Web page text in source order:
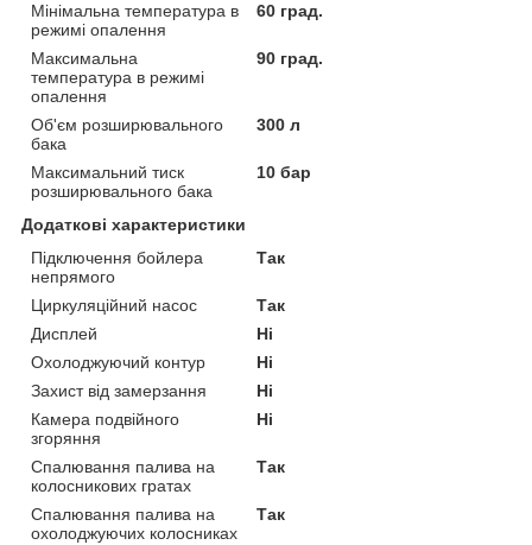
Мінімальна температура в
режимі опалення
60 град.
Максимальна
температура в режимі
опалення
90 град.
Об'єм розширювального
бака
300 л
Максимальний тиск
розширювального бака
10 бар
Додаткові характеристики
Підключення бойлера
непрямого
Так
Циркуляційний насос
Так
Дисплей
Ні
Охолоджуючий контур
Ні
Захист від замерзання
Ні
Камера подвійного
згоряння
Ні
Спалювання палива на
колосникових гратах
Так
Спалювання палива на
охолоджуючих колосниках
Так